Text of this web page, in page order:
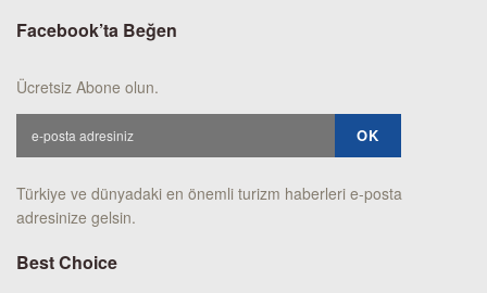
Facebook’ta Beğen
Ücretsiz Abone olun.
Türkiye ve dünyadaki en önemli turizm haberleri e-posta
adresinize gelsin.
Best Choice